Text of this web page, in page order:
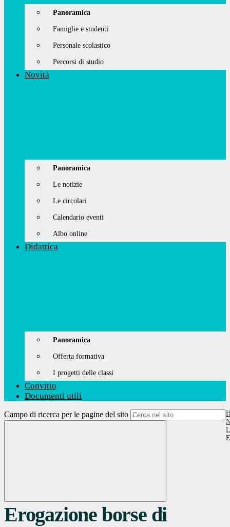
Panoramica
Famiglie e studenti
Personale scolastico
Percorsi di studio
Novità
Panoramica
Le notizie
Le circolari
Calendario eventi
Albo online
Didattica
Panoramica
Offerta formativa
I progetti delle classi
Convitto
Documenti utili
Campo di ricerca per le pagine del sito
Erogazione borse di